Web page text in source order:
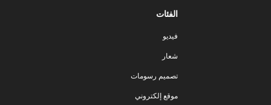
الفئات
فيديو
شعار
تصميم رسومات
موقع إلكتروني